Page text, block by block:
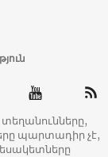
պարտադիր չէ,